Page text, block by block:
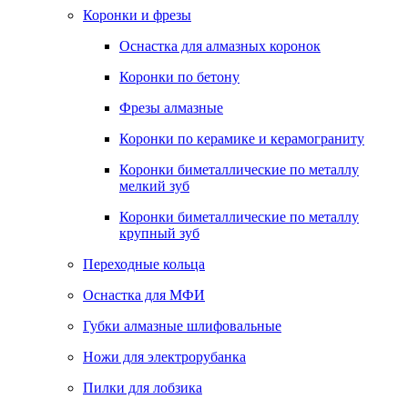
Коронки и фрезы
Оснастка для алмазных коронок
Коронки по бетону
Фрезы алмазные
Коронки по керамике и керамограниту
Коронки биметаллические по металлу
мелкий зуб
Коронки биметаллические по металлу
крупный зуб
Переходные кольца
Оснастка для МФИ
Губки алмазные шлифовальные
Ножи для электрорубанка
Пилки для лобзика